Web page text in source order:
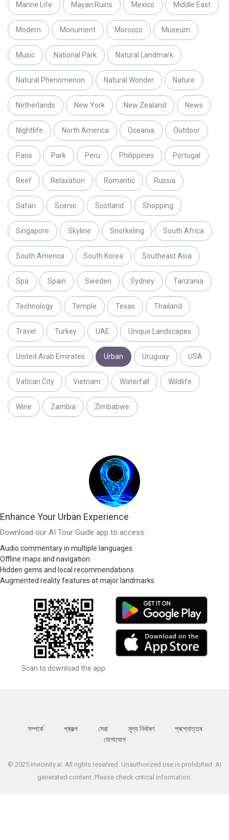
Marine Life Mayan Ruins Mexico Middle East
Modern Monument Morocco Museum
Music National Park Natural Landmark
Natural Phenomenon Natural Wonder Nature
Netherlands New York New Zealand News
Nightlife North America Oceania Outdoor
Paris Park Peru Philippines Portugal
Reef Relaxation Romantic Russia
Safari Scenic Scotland Shopping
Singapore Skyline Snorkeling South Africa
South America South Korea Southeast Asia
Spa Spain Sweden Sydney Tanzania
Technology Temple Texas Thailand
Travel Turkey UAE Unique Landscapes
United Arab Emirates Urban Uruguay USA
Vatican City Vietnam Waterfall Wildlife
Wine Zambia Zimbabwe
Enhance Your Urban Experience
Download our AI Tour Guide app to access:
Audio commentary in multiple languages
Offline maps and navigation
Hidden gems and local recommendations
Augmented reality features at major landmarks
Scan to download the app
সম্পর্কে প্ৰকল্প সেৱা মূল্য নিৰ্ধাৰণ
প্ৰশ্নোত্তৰ
যোগাযোগ
© 2025 Invicinity.ai. All rights reserved. Unauthorized use is prohibited. AI
generated content. Please check critical information.